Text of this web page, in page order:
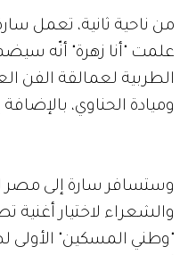
من ناحية ثانية، تعمل
علمت "أنا زهرة" أنّه
الطربية لعمالقة الفن
وميادة الحناوي،
وستسافر سارة إلى مصر
والشعراء لاختيار أغنية
"وطني المسكين" الأولى